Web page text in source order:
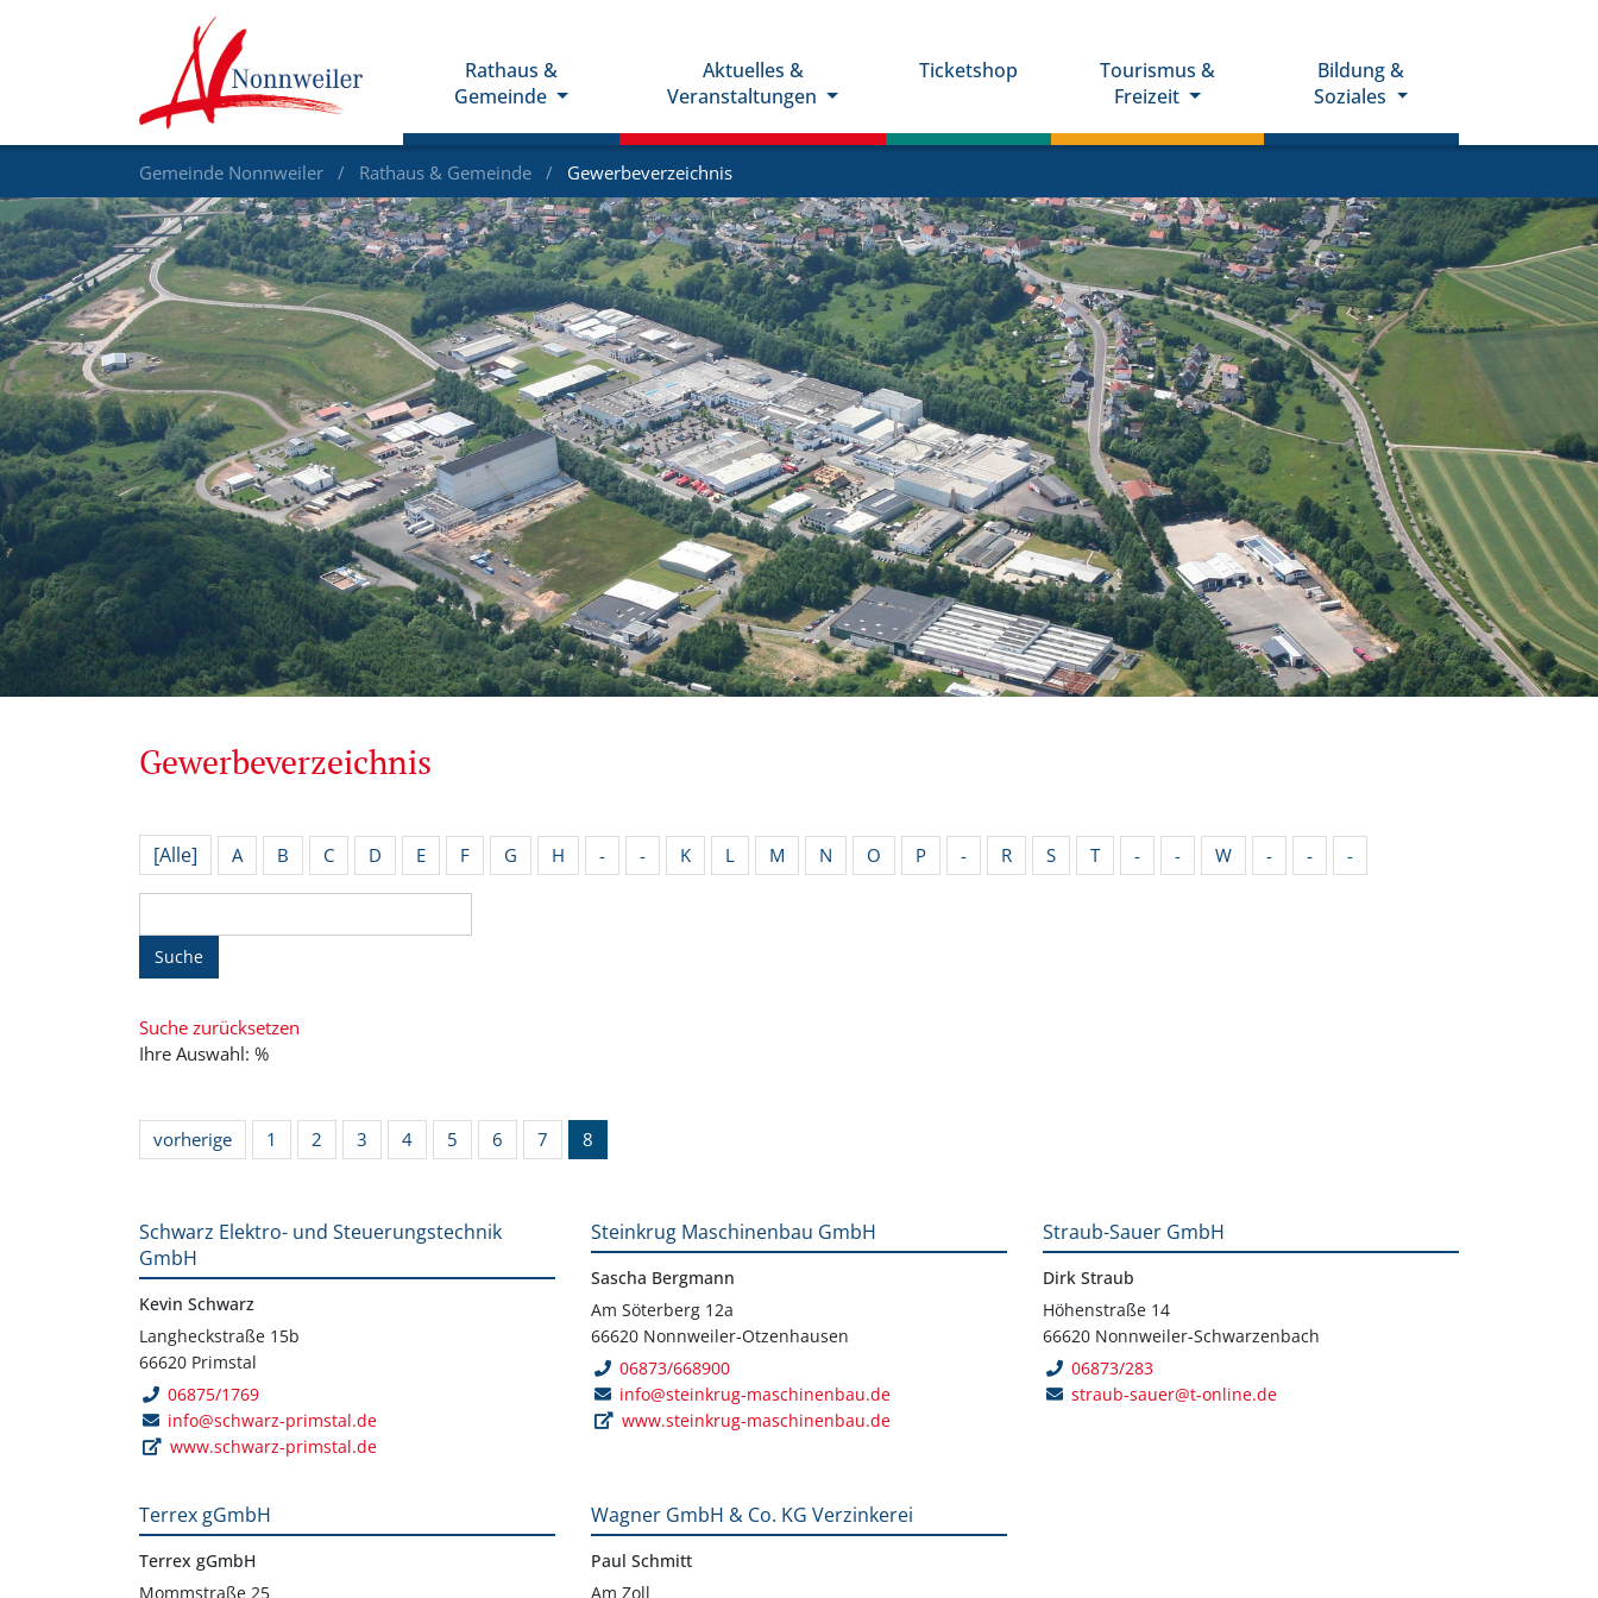
Rathaus &
Gemeinde
Aktuelles &
Veranstaltungen
Ticketshop
Tourismus &
Freizeit
Bildung &
Soziales
Gemeinde Nonnweiler Rathaus & Gemeinde Gewerbeverzeichnis
Gewerbeverzeichnis
[Alle] A B C D E F G H - - K L M N O P - R S T - - W - - -
Suche
Suche zurücksetzen
Ihre Auswahl: %
vorherige 1 2 3 4 5 6 7 8
Schwarz Elektro- und Steuerungstechnik
GmbH
Kevin Schwarz
Langheckstraße 15b
66620 Primstal
06875/1769
info@schwarz-primstal.de
www.schwarz-primstal.de
Steinkrug Maschinenbau GmbH
Sascha Bergmann
Am Söterberg 12a
66620 Nonnweiler-Otzenhausen
06873/668900
info@steinkrug-maschinenbau.de
www.steinkrug-maschinenbau.de
Straub-Sauer GmbH
Dirk Straub
Höhenstraße 14
66620 Nonnweiler-Schwarzenbach
06873/283
straub-sauer@t-online.de
Terrex gGmbH
Terrex gGmbH
Mommstraße 25
Wagner GmbH & Co. KG Verzinkerei
Paul Schmitt
Am Zoll